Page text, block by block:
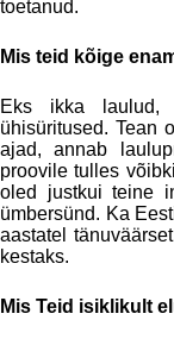
toetanud.
Mis teid kõige
Eks ikka laulud,
ühisüritused. Tean
ajad, annab
proovile tulles
oled justkui teine
ümbersünd. Ka
aastatel
kestaks.
Mis Teid isiklikult